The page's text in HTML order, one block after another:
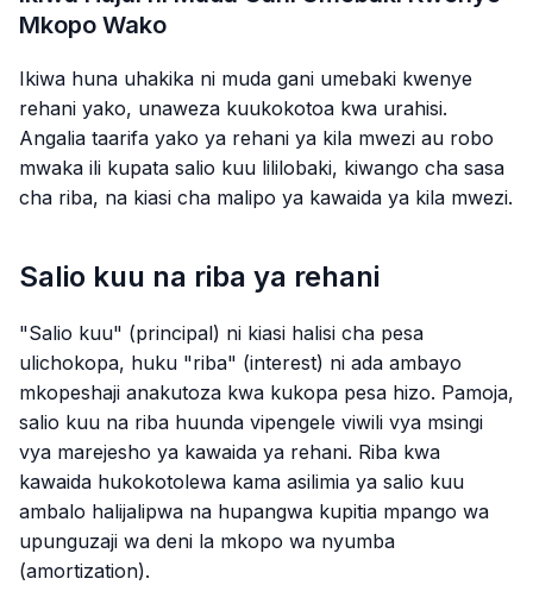
Mkopo Wako
Ikiwa huna uhakika ni muda gani umebaki kwenye
rehani yako, unaweza kuukokotoa kwa urahisi.
Angalia taarifa yako ya rehani ya kila mwezi au robo
mwaka ili kupata salio kuu lililobaki, kiwango cha sasa
cha riba, na kiasi cha malipo ya kawaida ya kila mwezi.
Salio kuu na riba ya rehani
"Salio kuu" (principal) ni kiasi halisi cha pesa
ulichokopa, huku "riba" (interest) ni ada ambayo
mkopeshaji anakutoza kwa kukopa pesa hizo. Pamoja,
salio kuu na riba huunda vipengele viwili vya msingi
vya marejesho ya kawaida ya rehani. Riba kwa
kawaida hukokotolewa kama asilimia ya salio kuu
ambalo halijalipwa na hupangwa kupitia mpango wa
upunguzaji wa deni la mkopo wa nyumba
(amortization).